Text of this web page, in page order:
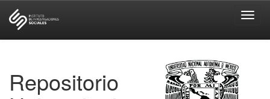
Repositorio